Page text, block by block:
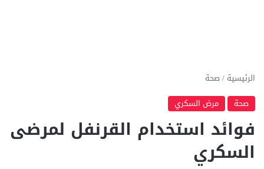
الرئيسية /صحة
صحة
مرض السكري
فوائد استخدام القرنفل لمرضى
السكري